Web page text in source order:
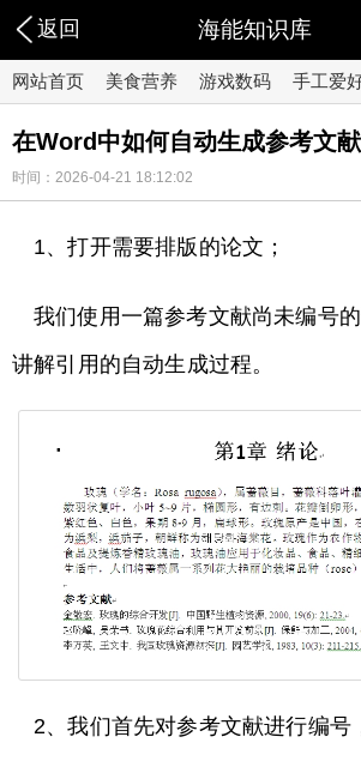
返回 海能知识库
网站首页 美食营养 游戏数码 手工爱
在Word中如何自动生成参考文
时间：2026-04-21 18:12:02
1、打开需要排版的论文；
我们使用一篇参考文献尚未编号
讲解引用的自动生成过程。
2、我们首先对参考文献进行编号